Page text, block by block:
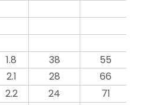
1.8 38 55
2.1
28 66
2.2
24 71